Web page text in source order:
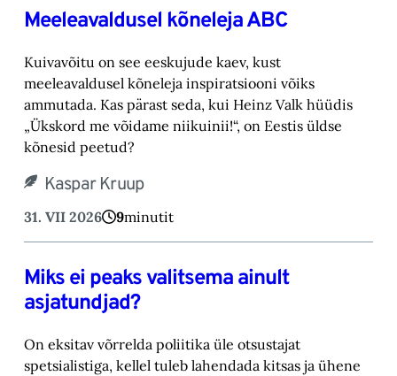
Meeleavaldusel kõneleja ABC
Kuivavõitu on see eeskujude kaev, kust
meeleavaldusel kõneleja inspiratsiooni võiks
ammutada. Kas pärast seda, kui Heinz Valk hüüdis
„Ükskord me võidame niikuinii!“, on Eestis üldse
kõnesid peetud?
Kaspar Kruup
31. VII 2026 9minutit
Miks ei peaks valitsema ainult
asjatundjad?
On eksitav võrrelda poliitika üle otsustajat
spetsialistiga, kellel tuleb lahendada kitsas ja ühene